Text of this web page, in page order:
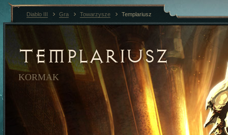
TEMPLARIUSZ
KORMAK
Diablo III Gra Towarzysze Templariusz